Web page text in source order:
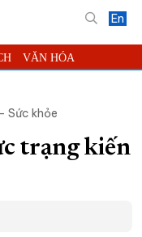
En
VĂN HÓA
BẠN ĐỌC
BÁO ONLINE
Sức khỏe
trạng kiến